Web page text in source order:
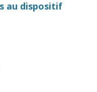
au dispositif